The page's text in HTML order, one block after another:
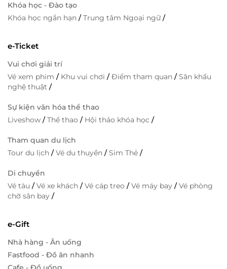
Khóa học - Đào tạo
Khóa học ngắn hạn /Trung tâm Ngoại ngữ/
e-Ticket
Vui chơi giải trí
Vé xem phim / Khu vui chơi /Điểm tham quan /Sân khấu
nghệ thuật /
Sự kiện văn hóa thể thao
Liveshow /Thể thao / Hội thảo khóa học /
Tham quan du lịch
Tour du lịch /Vé du thuyền /Sim Thẻ /
Di chuyển
Vé tàu /Vé xe khách /Vé cáp treo /Vé máy bay /Vé phòng
chờ sân bay /
e-Gift
Nhà hàng - Ăn uống
Fastfood - Đồ ăn nhanh